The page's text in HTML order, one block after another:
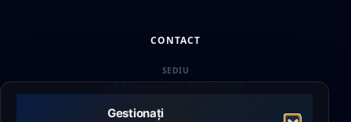
Gestionați
CONTACT
SEDIU
ul. Milionowa 4b, 93-102 Łódź
SUPORT